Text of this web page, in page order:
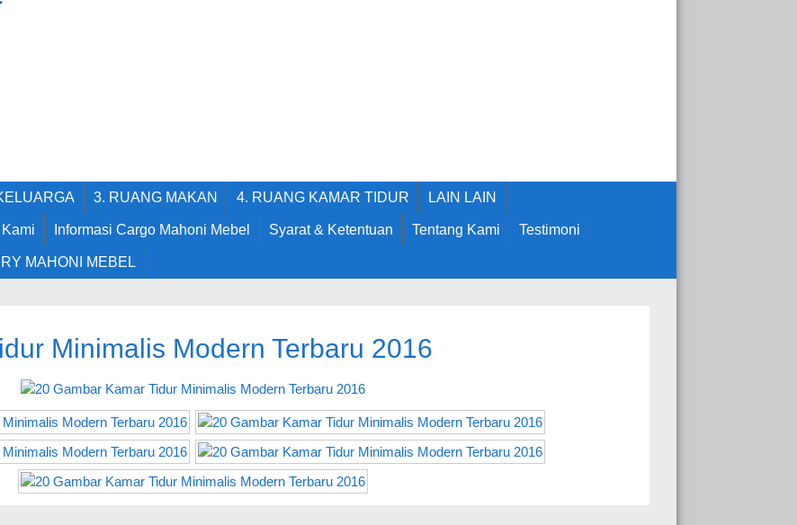
3. RUANG MAKAN 4. RUANG KAMAR TIDUR LAIN LAIN
Informasi Cargo Mahoni Mebel Syarat & Ketentuan Tentang Kami Testimoni
MAHONI MEBEL
Minimalis Modern Terbaru 2016